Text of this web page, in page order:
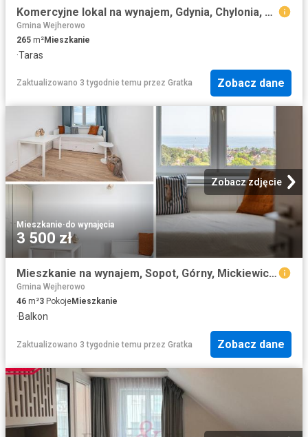
Komercyjne lokal na wynajem, Gdynia, Chylonia, Zamenhofa
Gmina Wejherowo
265 m²Mieszkanie
·Taras
Zaktualizowano 3 tygodnie temu przez Gratka Zobacz dane
Zobacz zdjęcie
Mieszkanie·do wynajęcia
3 500 zł
Mieszkanie na wynajem, Sopot, Górny, Mickiewicza
Gmina Wejherowo
46 m²3 PokojeMieszkanie
·Balkon
Zaktualizowano 3 tygodnie temu przez Gratka Zobacz dane